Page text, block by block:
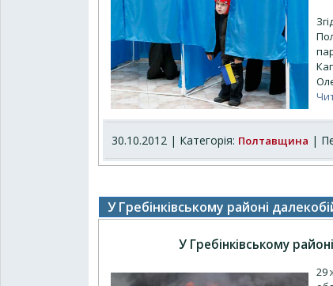
30.10.2012 | Категорія: Полтавщина |
У Гребінківському районі
У Гребінківському
29